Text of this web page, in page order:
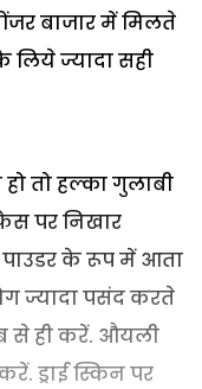
बाजार में मिलते
लिये ज्यादा सही
तो हल्का गुलाबी
पर निखार
पाउडर के रूप में आता
ज्यादा पसंद करते
से ही करें. औयली
ड्राई स्किन पर